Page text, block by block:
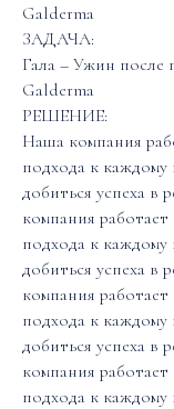
Galderma
ЗАДАЧА:
Гала – Ужин после
Galderma
РЕШЕНИЕ:
Наша компания
подхода к каждому
добиться успеха в
компания
подхода к каждому
добиться успеха в
компания
подхода к каждому
добиться успеха в
компания
подхода к каждому